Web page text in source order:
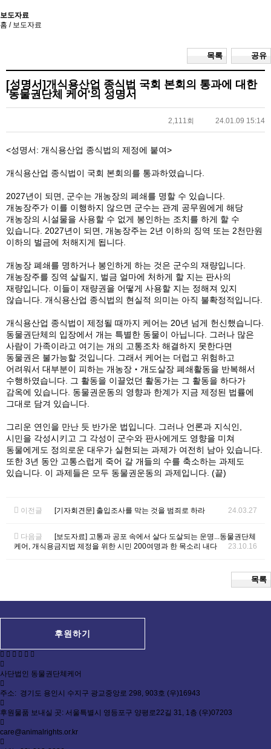
보도자료
홈 / 보도자료
공유
목록
[성명서]개식용산업 종식법 국회 본회의 통과에 대한
'동물권단체 케어'의 성명서
2,111회 24.01.09 15:14
<성명서: 개식용산업 종식법의 제정에 붙여>
개식용산업 종식법이 국회 본회의를 통과하였습니다.
2027년이 되면, 군수는 개농장의 폐쇄를 명할 수 있습니다.
개농장주가 이를 이행하지 않으면 군수는 관계 공무원에게 해당
개농장의 시설물을 사용할 수 없게 봉인하는 조치를 하게 할 수
있습니다. 2027년이 되면, 개농장주는 2년 이하의 징역 또는 2천만원
이하의 벌금에 처해지게 됩니다.
개농장 폐쇄를 명하거나 봉인하게 하는 것은 군수의 재량입니다.
개농장주를 징역 살릴지, 벌금 얼마에 처하게 할 지는 판사의
재량입니다. 이들이 재량권을 어떻게 사용할 지는 정해져 있지
않습니다. 개식용산업 종식법의 현실적 의미는 아직 불확정적입니다.
개식용산업 종식법이 제정될 때까지 케어는 20년 넘게 헌신했습니다.
동물권단체의 입장에서 개는 특별한 동물이 아닙니다. 그러나 많은
사람이 가족이라고 여기는 개의 고통조차 해결하지 못한다면
동물권은 불가능할 것입니다. 그래서 케어는 더럽고 위험하고
어려워서 대부분이 피하는 개농장‧개도살장 폐쇄활동을 반복해서
수행하였습니다. 그 활동을 이끌었던 활동가는 그 활동을 하다가
감옥에 있습니다. 동물권운동의 영향과 한계가 지금 제정된 법률에
그대로 담겨 있습니다.
그리운 연인을 만난 듯 반가운 법입니다. 그러나 언론과 지식인,
시민을 각성시키고 그 각성이 군수와 판사에게도 영향을 미쳐
동물에게도 정의로운 대우가 실현되는 과제가 여전히 남아 있습니다.
또한 3년 동안 고통스럽게 죽어 갈 개들의 수를 축소하는 과제도
있습니다. 이 과제들은 모두 동물권운동의 과제입니다. (끝)
이전글 [기자회견문] 출입조사를 막는 것을 범죄로 하라 24.03.27
다음글
[보도자료] 고통과 공포 속에서 살다 도살되는 운명...동물권단체
케어, 개식용금지법 제정을 위한 시민 200여명과 한 목소리 내다
23.10.16
목록
후원하기
사단법인 동물권단체케어
주소: 경기도 용인시 수지구 광교중앙로 298, 903호 (우)16943
후원물품 보내실 곳: 서울특별시 영등포구 양평로22길 31, 1층 (우)07203
care@animalrights.or.kr